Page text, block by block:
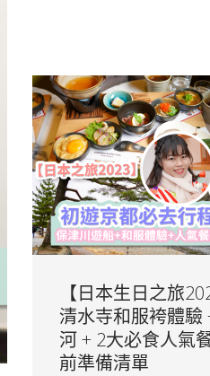
【日本生日之旅
清水寺和服袴體驗
河 + 2大必食人氣
前準備清單